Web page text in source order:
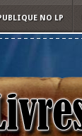
NO LP